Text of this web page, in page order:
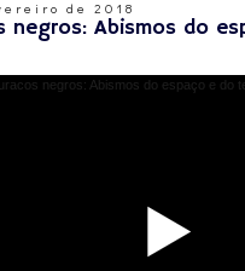
de 2018
negros: Abismos do